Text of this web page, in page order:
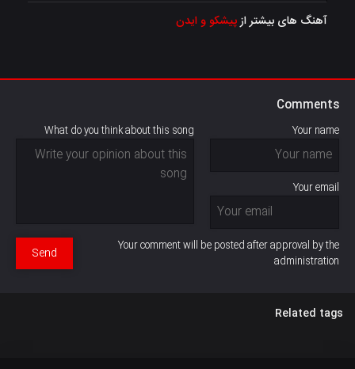
آهنگ های بیشتر ازپیشکو و ایدن
Comments
Your name
Your email
What do you think about this song
Your comment will be posted after approval by the
administration
Send
Related tags